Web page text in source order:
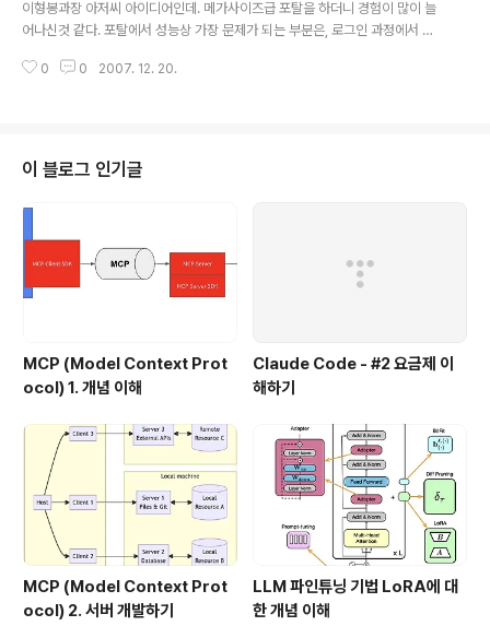
이형봉과장 아저씨 아이디어인데. 메가사이즈급 포탈을 하더니 경험이 많이 늘
어나신것 같다. 포탈에서 성능상 가장 문제가 되는 부분은, 로그인 과정에서 개
주요 성능 FACTOR가 되는데. 결과적으로 컨트롤 트리에 바인딩되는 컨트롤
람이 있다. 로그인했을때 무조건 개인화 페이지를 보여주는것이 아니라, 개인화
페이지를 따로 만들어서 개인화 탭을 눌렀을때만 개인화 페이지를 보여주는 방
법이다. 개인화 페이지의 구조를 ..
0 0 2007. 12. 20.
이 블로그 인기글
MCP (Model Context Prot
ocol) 1. 개념 이해
Claude Code - #2 요금제 이
해하기
MCP (Model Context Prot
ocol) 2. 서버 개발하기
LLM 파인튜닝 기법 LoRA에 대
한 개념 이해